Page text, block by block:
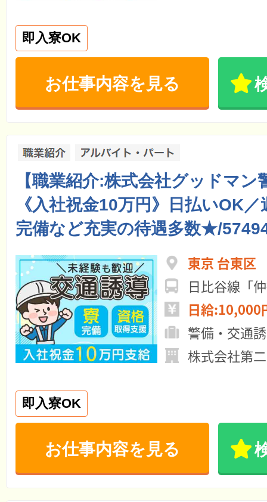
即入寮OK
お仕事内容を見る
【職業紹介:株式会社グッドマン
《入社祝金10万円》日払いOK
完備など充実の待遇多数★/
東京 台東区
日比谷線「
日給:10,000
警備・交通
株式会社第
即入寮OK
お仕事内容を見る